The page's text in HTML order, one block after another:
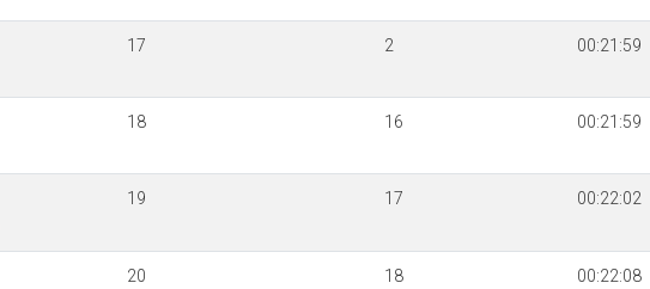
17 2 00:21:59
18 16 00:21:59
19 17 00:22:02
20 18 00:22:08